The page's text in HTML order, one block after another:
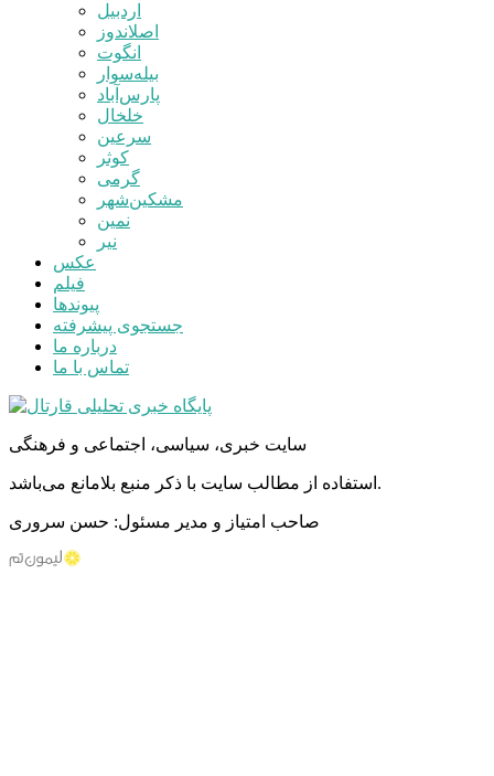
اردبیل
اصلاندوز
انگوت
بیله‌سوار
پارس‌آباد
خلخال
سرعین
کوثر
گرمی
مشکین‌شهر
نمین
نیر
عکس
فیلم
پیوندها
جستجوی پیشرفته
درباره ما
تماس با ما
سایت خبری، سیاسی، اجتماعی و فرهنگی
استفاده از مطالب سایت با ذکر منبع بلامانع می‌باشد.
صاحب امتیاز و مدیر مسئول: حسن سروری